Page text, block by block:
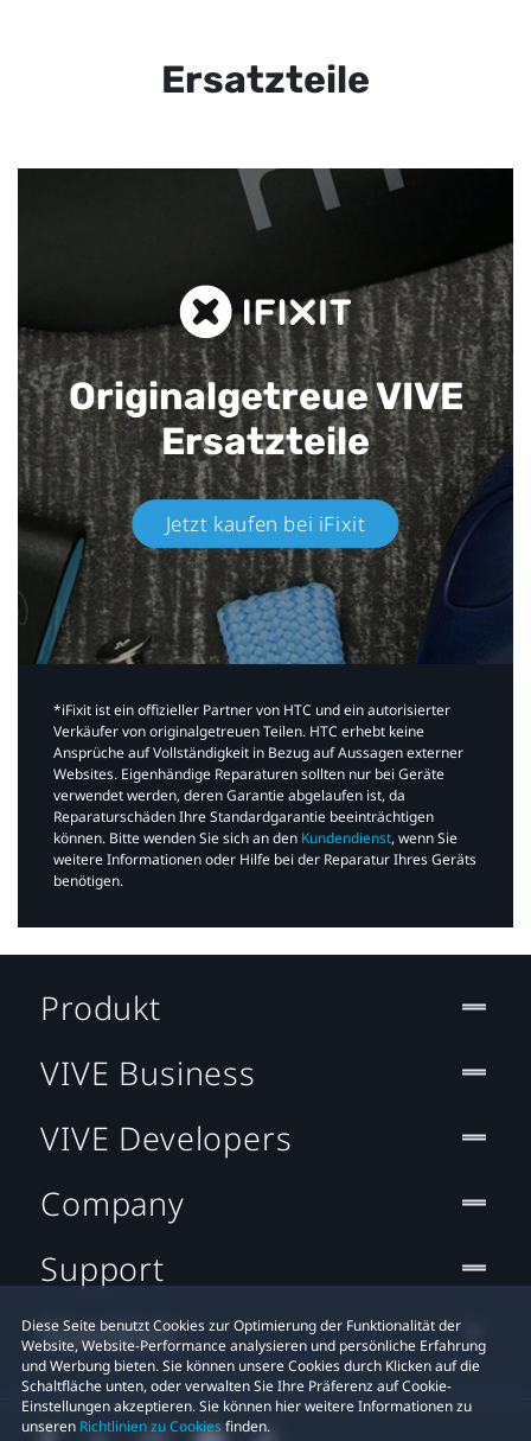
Ersatzteile
Originalgetreue VIVE
Ersatzteile
Jetzt kaufen bei iFixit​
*iFixit ist ein offizieller Partner von HTC und ein autorisierter
Verkäufer von originalgetreuen Teilen. HTC erhebt keine
Ansprüche auf Vollständigkeit in Bezug auf Aussagen externer
Websites. Eigenhändige Reparaturen sollten nur bei Geräte
verwendet werden, deren Garantie abgelaufen ist, da
Reparaturschäden Ihre Standardgarantie beeinträchtigen
können. Bitte wenden Sie sich an den Kundendienst, wenn Sie
weitere Informationen oder Hilfe bei der Reparatur Ihres Geräts
benötigen.​
Diese Seite benutzt Cookies zur Optimierung der Funktionalität der
Website, Website-Performance analysieren und persönliche Erfahrung
und Werbung bieten. Sie können unsere Cookies durch Klicken auf die
Schaltfläche unten, oder verwalten Sie Ihre Präferenz auf Cookie-
Einstellungen akzeptieren. Sie können hier weitere Informationen zu
unseren Richtlinien zu Cookiesfinden.
Produkt
VIVE Business
VIVE Developers
Company
Support
Standort